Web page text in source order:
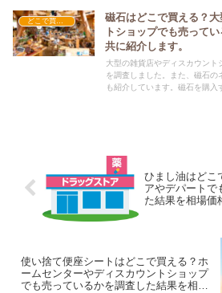
どこで買える？-雑貨
磁石はどこで買える？
トショップでも売って
共に紹介します。
大型の雑貨店やディスカウント
を調査しました。また、磁石の
も紹介しています。磁石を購入
ひまし油はどこ
アやデパートで
た結果を相場価
使い捨て便座シートはどこで買える？ホ
ームセンターやディスカウントショップ
でも売っているかを調査した結果を相場